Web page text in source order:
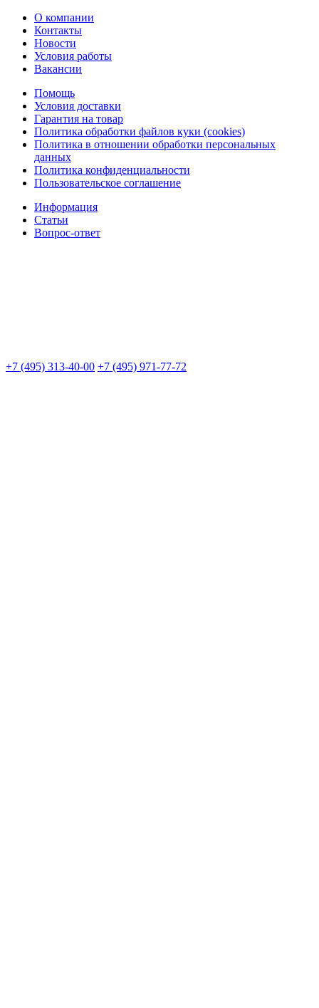
О компании
Контакты
Новости
Условия работы
Вакансии
Помощь
Условия доставки
Гарантия на товар
Политика обработки файлов куки (cookies)
Политика в отношении обработки персональных
данных
Политика конфиденциальности
Пользовательское соглашение
Информация
Статьи
Вопрос-ответ
+7 (495) 313-40-00 +7 (495) 971-77-72